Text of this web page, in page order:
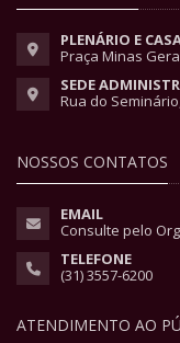
PLENÁRIO E
Praça Minas
SEDE
Rua do
NOSSOS CONTATOS
EMAIL
Consulte pelo
TELEFONE
(31) 3557-6200
ATENDIMENTO AO